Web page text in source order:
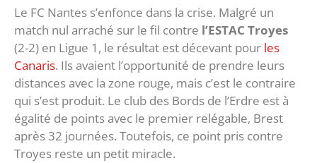
Le FC Nantes s’enfonce dans la crise. Malgré un
match nul arraché sur le fil contre l’ESTAC Troyes
(2-2) en Ligue 1, le résultat est décevant pour les
Canaris. Ils avaient l’opportunité de prendre leurs
distances avec la zone rouge, mais c’est le contraire
qui s’est produit. Le club des Bords de l’Erdre est à
égalité de points avec le premier relégable, Brest
après 32 journées. Toutefois, ce point pris contre
Troyes reste un petit miracle.